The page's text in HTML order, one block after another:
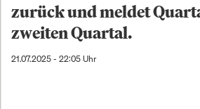
zurück und meldet
zweiten Quartal.
21.07.2025 - 22:05 Uhr